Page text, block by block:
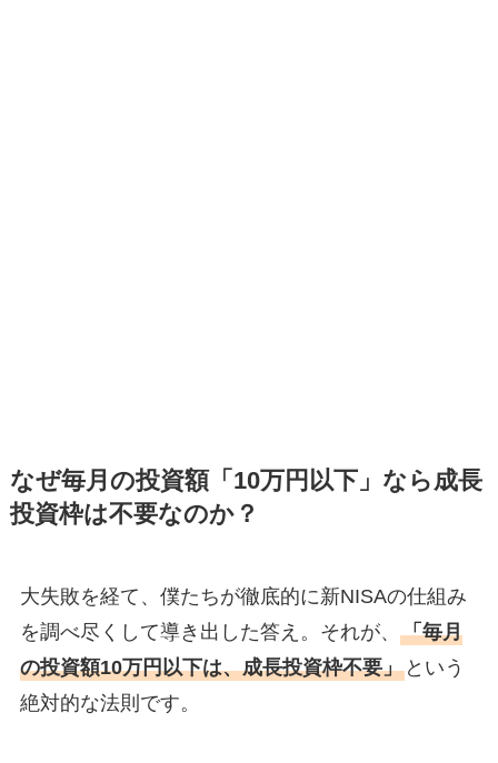
なぜ毎月の投資額「10万円以下」なら成長
投資枠は不要なのか？
大失敗を経て、僕たちが徹底的に新NISAの仕組み
を調べ尽くして導き出した答え。それが、 「毎月
の投資額10万円以下は、成長投資枠不要」という
絶対的な法則です。